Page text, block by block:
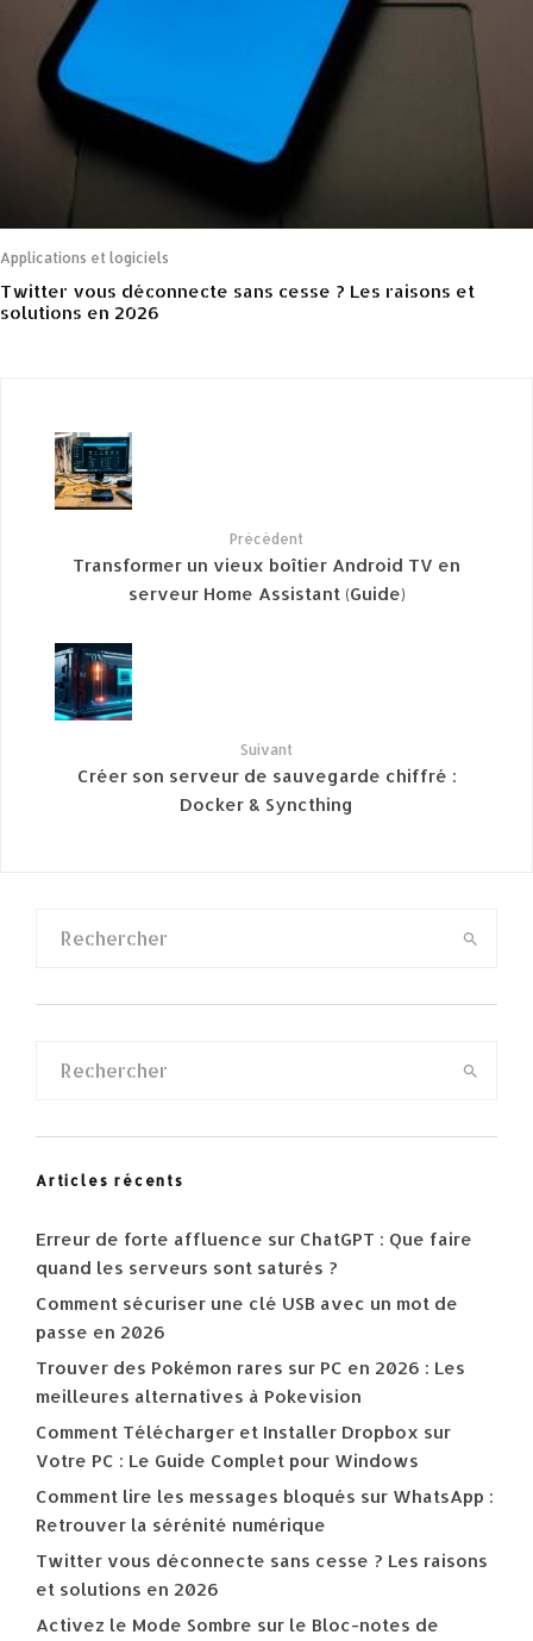
Applications et logiciels
Twitter vous déconnecte sans cesse ? Les raisons et
solutions en 2026
Précédent
Transformer un vieux boîtier Android TV en
serveur Home Assistant (Guide)
Suivant
Créer son serveur de sauvegarde chiffré :
Docker & Syncthing
Articles récents
Erreur de forte affluence sur ChatGPT : Que faire
quand les serveurs sont saturés ?
Comment sécuriser une clé USB avec un mot de
passe en 2026
Trouver des Pokémon rares sur PC en 2026 : Les
meilleures alternatives à Pokevision
Comment Télécharger et Installer Dropbox sur
Votre PC : Le Guide Complet pour Windows
Comment lire les messages bloqués sur WhatsApp :
Retrouver la sérénité numérique
Twitter vous déconnecte sans cesse ? Les raisons
et solutions en 2026
Activez le Mode Sombre sur le Bloc-notes de